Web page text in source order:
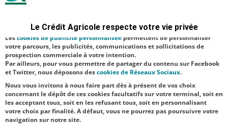
De gauche à
droite sur la
photo : Georges
Magnier,
directeur des
Musées de la
Le Crédit Agricole respecte votre vie privée
sécurité ; d’autres sont facultatifs. Les
satisfaction facultatifs.
Lescookies de publicité personnalisée permettent de personnaliser
votre parcours, les publicités, communications et sollicitations de
prospection commerciale à votre intention.
Par ailleurs, pour vous permettre de partager du contenu sur Facebook
et Twitter, nous déposons descookies de Réseaux Sociaux.
Nous vous invitons à nous faire part dès à présent de vos choix
concernant le dépôt de ces cookies facultatifs sur votre terminal, soit en
les acceptant tous, soit en les refusant tous, soit en personnalisant
votre choix par finalité. A défaut, vous ne pourrez pas poursuivre votre
navigation sur notre site.